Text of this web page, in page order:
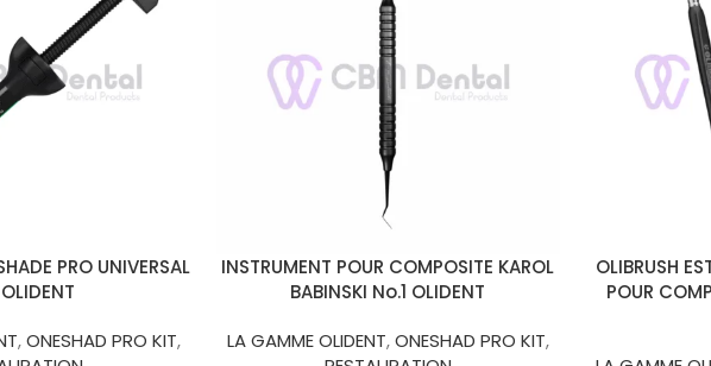
PRO UNIVERSAL
,ONESHAD PRO KIT,
AJOUTER AU PANIER
INSTRUMENT POUR COMPOSITE KAROL
BABINSKI No.1 OLIDENT
LA GAMME OLIDENT,ONESHAD PRO KIT,
AJOUTER AU
OLIBRUSH
POUR